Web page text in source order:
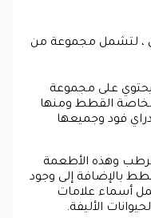
، لتشمل مجموعة من
يحتوي على مجموعة
القطط ومنها
فود وجميعها
وهذه الأطعمة
بالإضافة إلى وجود
أسماء علامات
الأليفة.